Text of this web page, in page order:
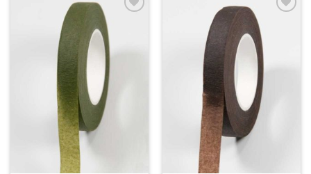
Toevoegen
wenslijst
Toevoegen
wenslijst